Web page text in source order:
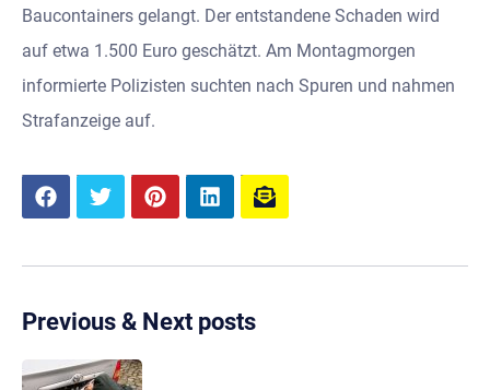
Baucontainers gelangt. Der entstandene Schaden wird
auf etwa 1.500 Euro geschätzt. Am Montagmorgen
informierte Polizisten suchten nach Spuren und nahmen
Strafanzeige auf.
Previous & Next posts